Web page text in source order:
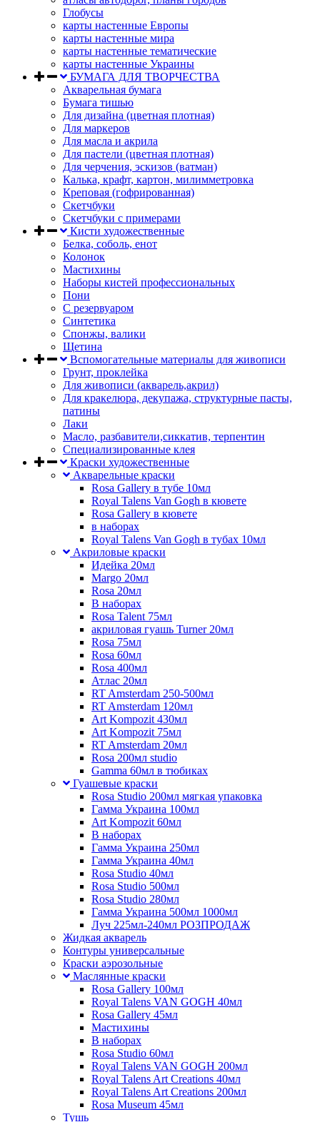
Глобусы
карты настенные Европы
карты настенные мира
карты настенные тематические
карты настенные Украины
БУМАГА ДЛЯ ТВОРЧЕСТВА
Акварельная бумага
Бумага тишью
Для дизайна (цветная плотная)
Для маркеров
Для масла и акрила
Для пастели (цветная плотная)
Для черчения, эскизов (ватман)
Калька, крафт, картон, милимметровка
Креповая (гофрированная)
Скетчбуки
Скетчбуки с примерами
Кисти художественные
Белка, соболь, енот
Колонок
Мастихины
Наборы кистей профессиональных
Пони
С резервуаром
Синтетика
Спонжы, валики
Щетина
Вспомогательные материалы для живописи
Грунт, проклейка
Для живописи (акварель,акрил)
Для кракелюра, декупажа, структурные пасты,
патины
Лаки
Масло, разбавители,сиккатив, терпентин
Специализированные клея
Краски художественные
Акварельные краски
Rosa Gallery в тубе 10мл
Royal Talens Van Gogh в кювете
Rosa Gallery в кювете
в наборах
Royal Talens Van Gogh в тубах 10мл
Акриловые краски
Идейка 20мл
Margo 20мл
Rosa 20мл
В наборах
Rosa Talent 75мл
акриловая гуашь Turner 20мл
Rosa 75мл
Rosa 60мл
Rosa 400мл
Атлас 20мл
RT Amsterdam 250-500мл
RT Amsterdam 120мл
Art Kompozit 430мл
Art Kompozit 75мл
RT Amsterdam 20мл
Rosa 200мл studio
Gamma 60мл в тюбиках
Гуашевые краски
Rosa Studio 200мл мягкая упаковка
Гамма Украина 100мл
Art Kompozit 60мл
В наборах
Гамма Украина 250мл
Гамма Украина 40мл
Rosa Studio 40мл
Rosa Studio 500мл
Rosa Studio 280мл
Гамма Украина 500мл 1000мл
Луч 225мл-240мл РОЗПРОДАЖ
Жидкая акварель
Контуры универсальные
Краски аэрозольные
Маслянные краски
Rosa Gallery 100мл
Royal Talens VAN GOGH 40мл
Rosa Gallery 45мл
Мастихины
В наборах
Rosa Studio 60мл
Royal Talens VAN GOGH 200мл
Royal Talens Art Creations 40мл
Royal Talens Art Creations 200мл
Rosa Museum 45мл
Тушь